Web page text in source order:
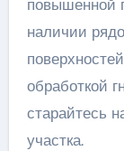
повышенной
наличии
обработкой
старайтесь
участка.